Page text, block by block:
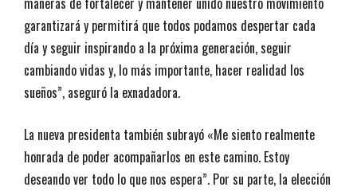
garantizará y permitirá que todos podamos despertar cada
día y seguir inspirando a la próxima generación, seguir
cambiando vidas y, lo más importante, hacer realidad los
sueños”, aseguró la exnadadora.
La nueva presidenta también subrayó «Me siento realmente
honrada de poder acompañarlos en este camino. Estoy
deseando ver todo lo que nos espera”. Por su parte, la elección